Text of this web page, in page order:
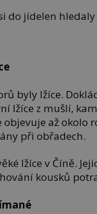
do jídelen
byly lžíce.
lžíce z mušlí,
až okolo
při obřadech.
lžíce v Číně.
kousků